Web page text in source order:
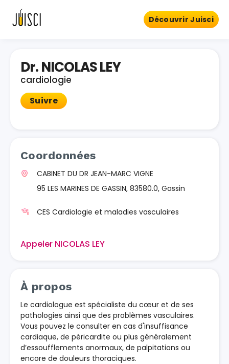
Découvrir Juisci
Dr. NICOLAS LEY
cardiologie
Suivre
Coordonnées
CABINET DU DR JEAN-MARC VIGNE
95 LES MARINES DE GASSIN, 83580.0, Gassin
CES Cardiologie et maladies vasculaires
Appeler NICOLAS LEY
À propos
Le cardiologue est spécialiste du cœur et de ses
pathologies ainsi que des problèmes vasculaires.
Vous pouvez le consulter en cas d'insuffisance
cardiaque, de péricardite ou plus généralement
d’essoufflements anormaux, de palpitations ou
encore de douleurs thoraciques.